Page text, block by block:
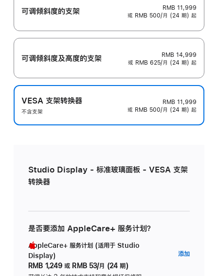
可调倾斜度的支架
RMB 11,999
或 RMB 500/月 (24 期) 起
可调倾斜度及高‍度的支‍架
RMB 14,999
或 RMB 625/月 (24 期) 起
VESA 支架转换器
不含支架
RMB 11,999
或 RMB 500/月 (24 期) 起
Studio Display - 标准玻璃面板 - VESA 支架
转换器
是否要添加 AppleCare+ 服务计划？
AppleCare+ 服务计划 (适用于 Studio
Display)
RMB 1,249 或 RMB 53/月 (24 期)
添加